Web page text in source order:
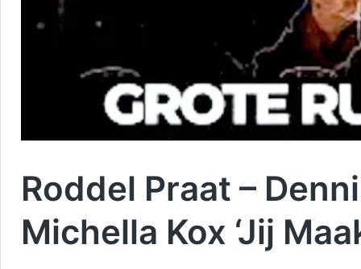
Roddel Praat –
Michella Kox ‘Jij